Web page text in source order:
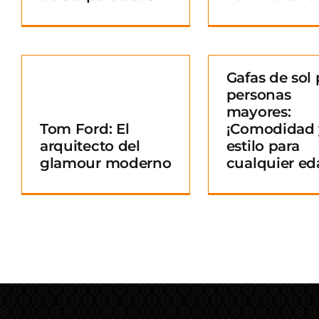
Tom Ford: El
arquitecto del
glamour moderno
¡Comodidad y
estilo para
cualquier edad!
Gafas de sol
personas
mayores:
¡Comodidad
estilo para
cualquier